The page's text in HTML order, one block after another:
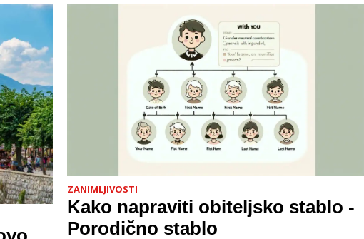
ZANIMLJIVOSTI
Kako napraviti obiteljsko stablo -
Porodično stablo